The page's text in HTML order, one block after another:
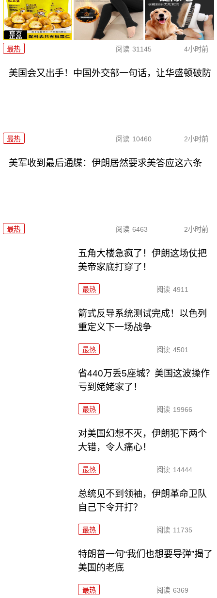
最热 阅读 31145 4小时前
美国会又出手！中国外交部一句话，让华盛顿破防
最热 阅读 10460 2小时前
美军收到最后通牒：伊朗居然要求美答应这六条
最热 阅读 6463 2小时前
五角大楼急疯了！伊朗这场仗把
美帝家底打穿了！
最热 阅读 4911
箭式反导系统测试完成！以色列
重定义下一场战争
最热 阅读 4501
省440万丢5座城？美国这波操作
亏到姥姥家了！
最热 阅读 19966
对美国幻想不灭，伊朗犯下两个
大错，令人痛心！
最热 阅读 14444
总统见不到领袖，伊朗革命卫队
自己下令开打？
最热 阅读 11735
特朗普一句“我们也想要导弹”揭了
美国的老底
最热 阅读 6369